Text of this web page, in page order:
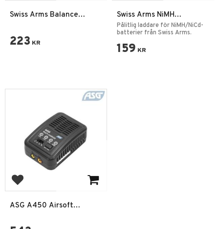
Swiss Arms Balance
223 KR
Swiss Arms NiMH
Batteriladdare 220V – För
Airsoftbatterier
Pålitlig laddare för NiMH/NiCd-
batterier från Swiss Arms.
159 KR
Add to favorites
ASG A450 Airsoft